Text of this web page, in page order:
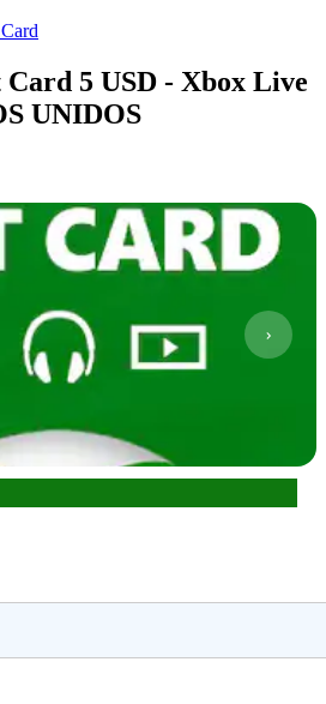
5 USD - Xbox Live
UNIDOS